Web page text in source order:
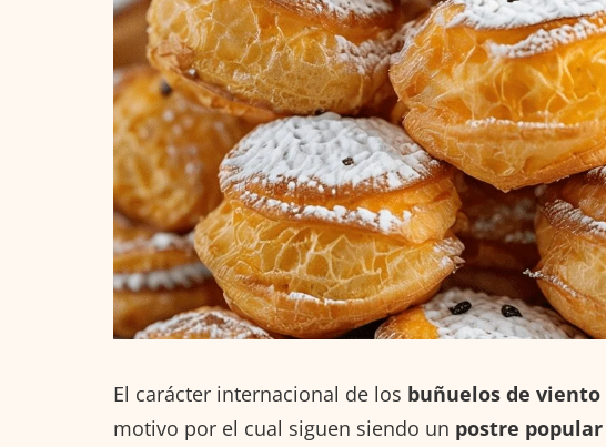
El carácter internacional de los buñuelos de viento
motivo por el cual siguen siendo un postre popular